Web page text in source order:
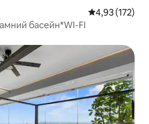
Середня
4,93 (172)
басейн*WI-FI